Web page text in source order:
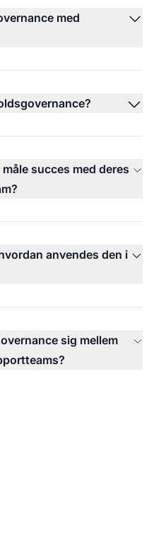
med
succes med deres
anvendes den i
sig mellem